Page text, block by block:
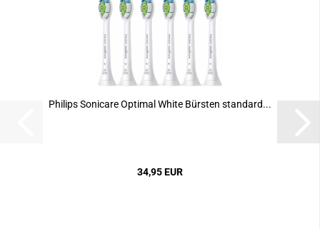
Philips Sonicare Optimal White Bürsten standard...
34,95 EUR